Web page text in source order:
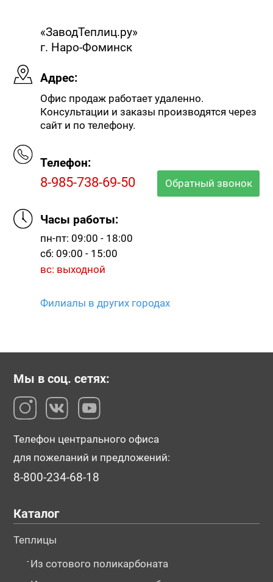
«ЗаводТеплиц.ру»
г. Наро-Фоминск
Адрес:
Офис продаж работает удаленно.
Консультации и заказы производятся через
сайт и по телефону.
Телефон:
8-985-738-69-50 Обратный звонок
Часы работы:
пн-пт: 09:00 - 18:00
сб: 09:00 - 15:00
вс: выходной
Филиалы в других городах
Мы в соц. сетях:
Телефон центрального офиса
для пожеланий и предложений:
8-800-234-68-18
Каталог
Теплицы
- Из сотового поликарбоната